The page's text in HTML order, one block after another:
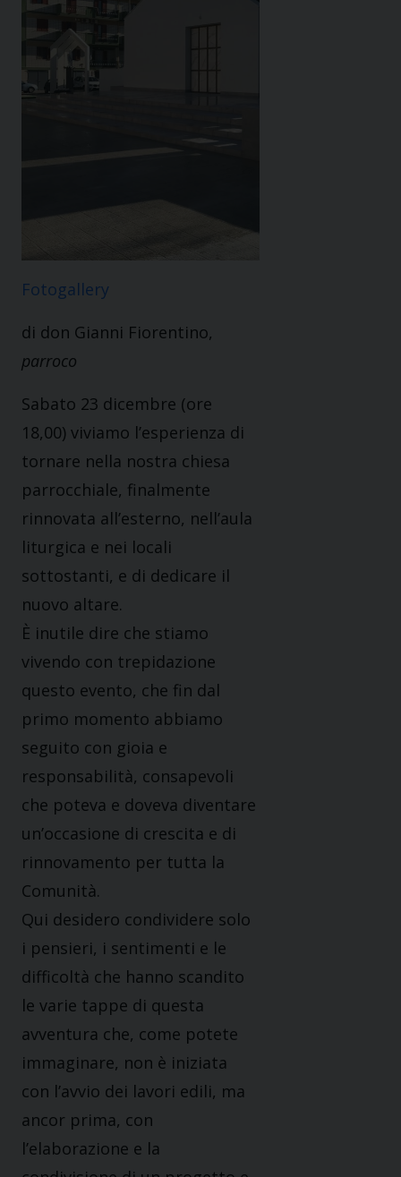
Fotogallery
di don Gianni Fiorentino,
parroco
Sabato 23 dicembre (ore
18,00) viviamo l’esperienza di
tornare nella nostra chiesa
parrocchiale, finalmente
rinnovata all’esterno, nell’aula
liturgica e nei locali
sottostanti, e di dedicare il
nuovo altare.
È inutile dire che stiamo
vivendo con trepidazione
questo evento, che fin dal
primo momento abbiamo
seguito con gioia e
responsabilità, consapevoli
che poteva e doveva diventare
un’occasione di crescita e di
rinnovamento per tutta la
Comunità.
Qui desidero condividere solo
i pensieri, i sentimenti e le
difficoltà che hanno scandito
le varie tappe di questa
avventura che, come potete
immaginare, non è iniziata
con l’avvio dei lavori edili, ma
ancor prima, con
l’elaborazione e la